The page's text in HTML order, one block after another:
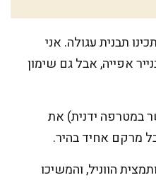
מעלות ותכינו תבנית עגולה. אני
אפייה, אבל גם שימון
במטרפה ידנית) את
מרקם אחיד בהיר.
הווניל, והמשיכו